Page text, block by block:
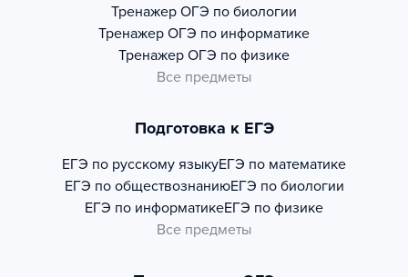
Тренажер ОГЭ по биологии
Тренажер ОГЭ по информатике
Тренажер ОГЭ по физике
Все предметы
Подготовка к ЕГЭ
ЕГЭ по русскому языкуЕГЭ по математике
ЕГЭ по обществознаниюЕГЭ по биологии
ЕГЭ по информатикеЕГЭ по физике
Все предметы